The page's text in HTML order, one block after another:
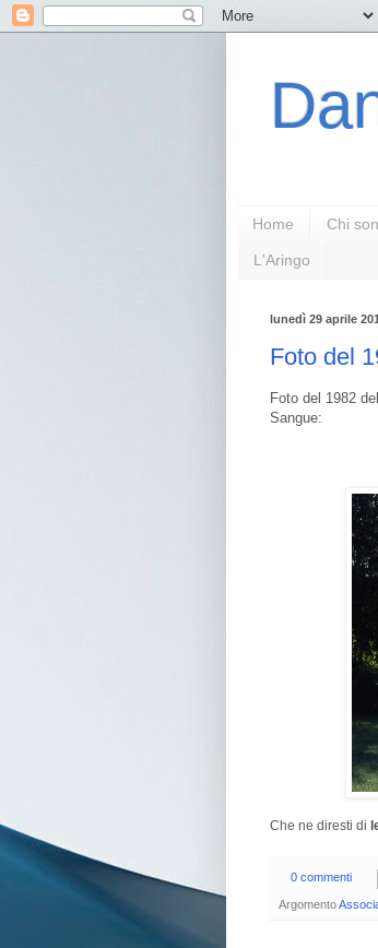
Home Chi
L'Aringo
lunedì 29 aprile
Foto del
Foto del 1982
Sangue:
Che ne diresti di
0 commenti
Argomento